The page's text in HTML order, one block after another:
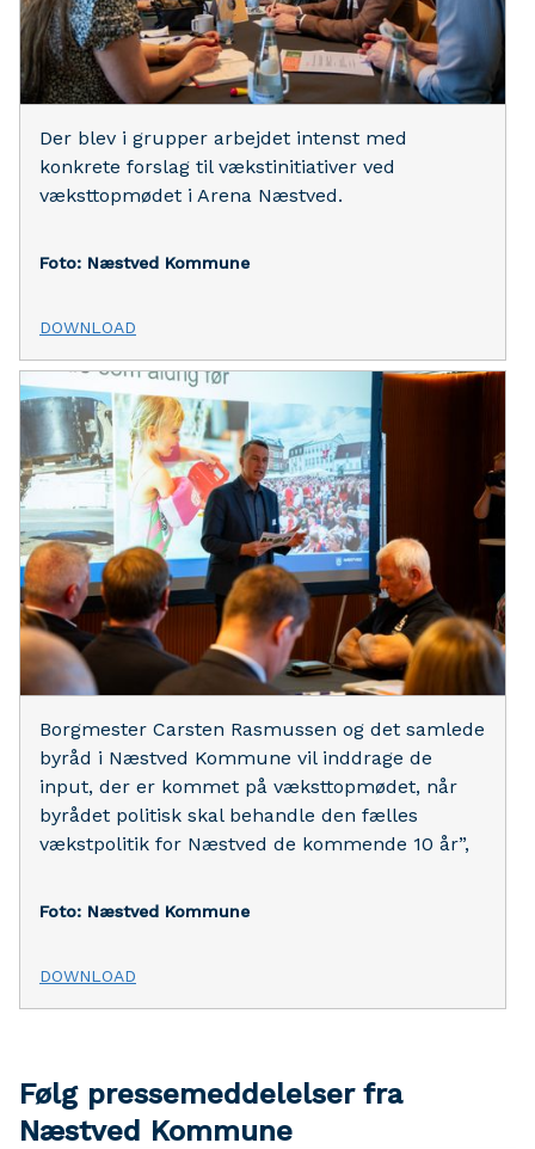
Der blev i grupper arbejdet intenst med
konkrete forslag til vækstinitiativer ved
væksttopmødet i Arena Næstved.
Foto: Næstved Kommune
DOWNLOAD
Borgmester Carsten Rasmussen og det samlede
byråd i Næstved Kommune vil inddrage de
input, der er kommet på væksttopmødet, når
byrådet politisk skal behandle den fælles
vækstpolitik for Næstved de kommende 10 år”,
Foto: Næstved Kommune
DOWNLOAD
Følg pressemeddelelser fra
Næstved Kommune